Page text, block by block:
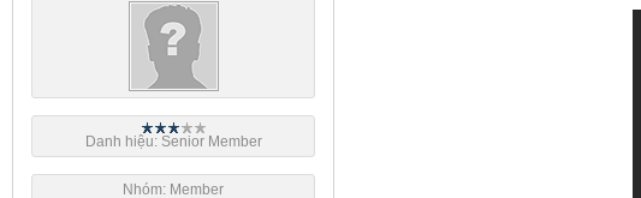
Danh hiệu: Senior Member
Nhóm: Member